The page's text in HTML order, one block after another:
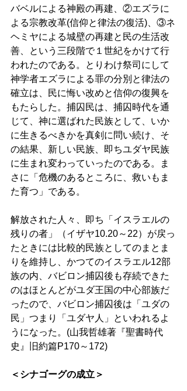
バベルによる神殿の再建、②エズラに
よる宗教改革(信仰と律法の復活)、③ネ
ヘミヤによる城壁の再建と民の生活改
善、という三段階で１世紀をかけて行
われたのである。とりわけ祭司にして
神学者エズラによる罪の分別と律法の
確立は、民に悔い改めと信仰の復興を
もたらした。捕囚民は、捕囚時代を通
じて、神に選ばれた民族として、いか
に生きるべきかを真剣に問い続け、そ
の結果、新しい民族、即ちユダヤ民族
に生まれ変わっていったのである。ま
さに
「危機のあるところに、救いもま
た育つ」である。
解放された人々、即ち「イスラエルの
残りの者」（イザヤ10.20～22）が戻っ
たときには比較的民族としてのまとま
りを維持し、かつてのイスラエル12部
族の内、バビロン捕囚後も存続できた
のはほとんどがユダ王国の中心部族だ
ったので、バビロン捕囚後は「ユダの
民」つまり「ユダヤ人」といわれるよ
うになった。(山我哲雄著『聖書時代
史』旧約篇P170～172)
＜シナゴーグの成立＞